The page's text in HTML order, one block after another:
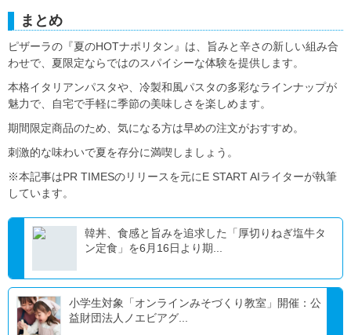
まとめ
ピザーラの『夏のHOTナポリタン』は、旨みと辛さの新しい組み合
わせで、夏限定ならではのスパイシーな体験を提供します。
本格イタリアンパスタや、冷製和風パスタの多彩なラインナップが
魅力で、自宅で手軽に季節の美味しさを楽しめます。
期間限定商品のため、気になる方は早めの注文がおすすめ。
刺激的な味わいで夏を存分に満喫しましょう。
※本記事はPR TIMESのリリースを元にE START AIライターが執筆
しています。
韓丼、食感と旨みを追求した「厚切りねぎ塩牛タ
ン定食」を6月16日より期...
小学生対象「オンラインみそづくり教室」開催：公
益財団法人ノエビアグ...